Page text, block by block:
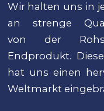
Wir halten uns in
an strenge
von der
Endprodukt.
hat uns einen
Weltmarkt